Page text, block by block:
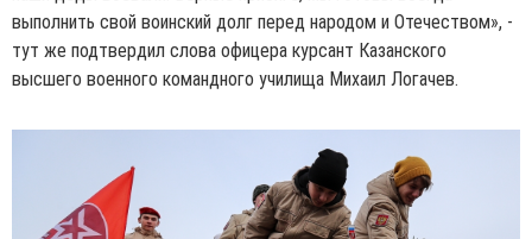
выполнить свой воинский долг перед народом и Отечеством», -
тут же подтвердил слова офицера курсант Казанского
высшего военного командного училища Михаил Логачев.